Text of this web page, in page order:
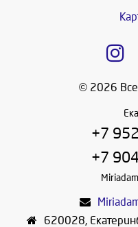
© 2026
+7
+7
620028,